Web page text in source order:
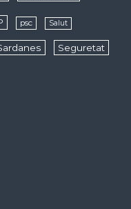
psc Salut
Seguretat